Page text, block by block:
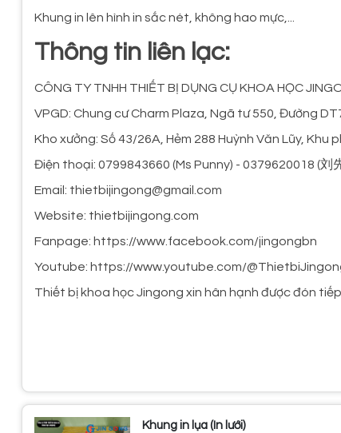
Khung in lên hình in sắc nét, không hao mực,...
Thông tin liên lạc:
CÔNG TY TNHH THIẾT BỊ DỤNG CỤ KHOA HỌC
VPGD: Chung cư Charm Plaza, Ngã tư 550, Đường
Kho xưởng: Số 43/26A, Hẻm 288 Huỳnh Văn Lũy, Khu
Điện thoại: 0799843660 (Ms Punny) - 0379620018 (刘
Email: thietbijingong@gmail.com
Website: thietbijingong.com
Fanpage: https://www.facebook.com/jingongbn
Youtube: https://www.youtube.com/
Thiết bị khoa học Jingong xin hân hạnh được đón
Khung in lụa (In lưới)